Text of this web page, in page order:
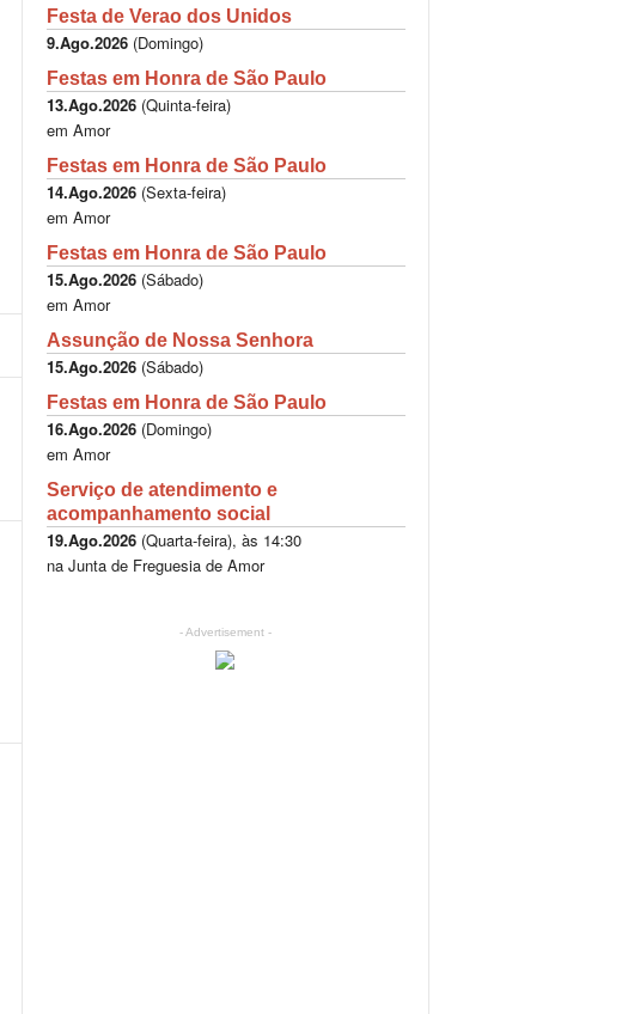
Festa de Verao dos Unidos
9.Ago.2026(Domingo)
Festas em Honra de São Paulo
13.Ago.2026(Quinta-feira)
em Amor
Festas em Honra de São Paulo
14.Ago.2026(Sexta-feira)
em Amor
Festas em Honra de São Paulo
15.Ago.2026(Sábado)
em Amor
Assunção de Nossa Senhora
15.Ago.2026(Sábado)
Festas em Honra de São Paulo
16.Ago.2026(Domingo)
em Amor
Serviço de atendimento e
acompanhamento social
19.Ago.2026(Quarta-feira), às 14:30
na Junta de Freguesia de Amor
- Advertisement -